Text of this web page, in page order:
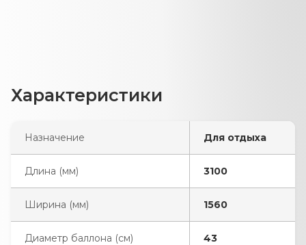
Характеристики
Назначение Для отдыха
Длина (мм) 3100
Ширина (мм) 1560
Диаметр баллона (см) 43